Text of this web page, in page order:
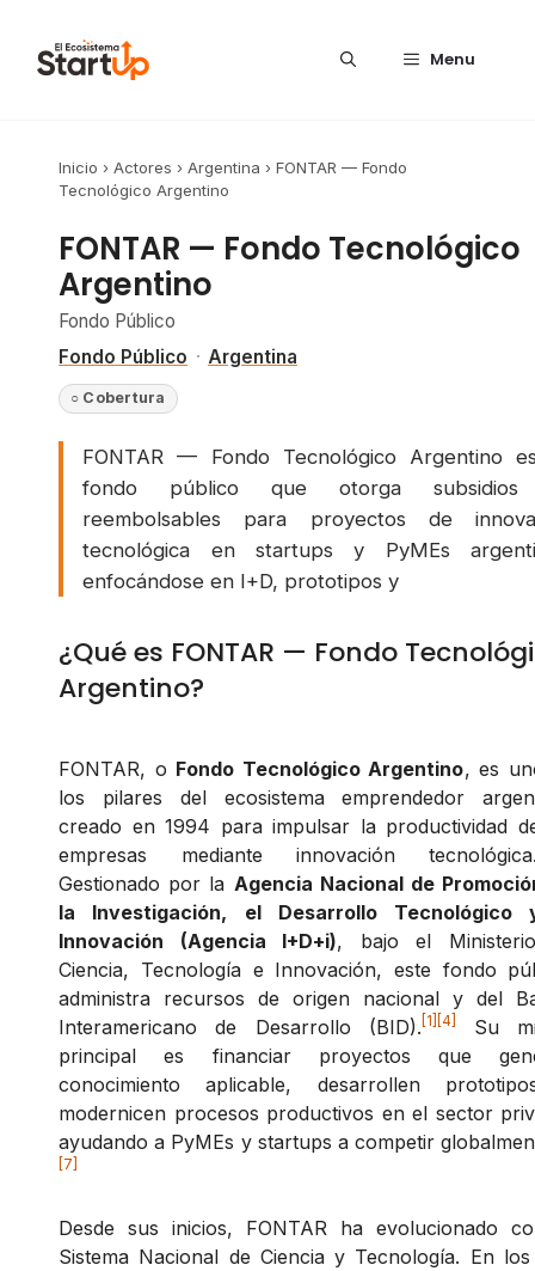
Menu
Inicio ›Actores ›Argentina ›FONTAR — Fondo
Tecnológico Argentino
FONTAR — Fondo Tecnológico
Argentino
Fondo Público
Fondo Público · Argentina
○ Cobertura
FONTAR — Fondo Tecnológico Argentino
fondo público que otorga
reembolsables para proyectos de
tecnológica en startups y PyMEs
enfocándose en I+D, prototipos y
¿Qué es FONTAR — Fondo
Argentino?
FONTAR, o Fondo Tecnológico Argentino, es
los pilares del ecosistema emprendedor
creado en 1994 para impulsar la productividad
empresas mediante innovación
Gestionado por la Agencia Nacional de
la Investigación, el Desarrollo Tecnológico
Innovación (Agencia I+D+i), bajo el
Ciencia, Tecnología e Innovación, este fondo
administra recursos de origen nacional y del
Interamericano de Desarrollo (BID). [1] [4]
Su
principal es financiar proyectos que
conocimiento aplicable, desarrollen
modernicen procesos productivos en el sector
ayudando a PyMEs y startups a competir
[7]
Desde sus inicios, FONTAR ha evolucionado
Sistema Nacional de Ciencia y Tecnología. En los